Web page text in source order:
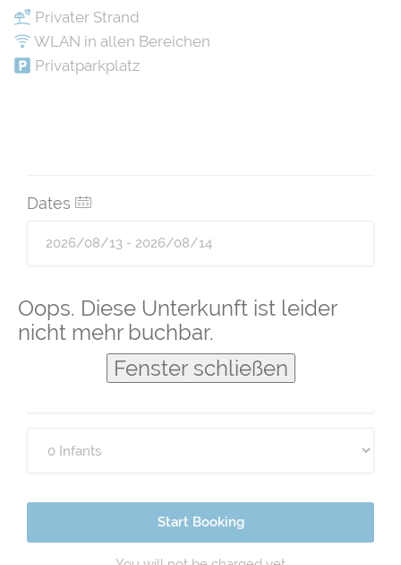
Oops. Diese Unterkunft ist leider
nicht mehr buchbar.
Fenster schließen
Privater Strand
WLAN in allen Bereichen
Privatparkplatz
Dates
Start Booking